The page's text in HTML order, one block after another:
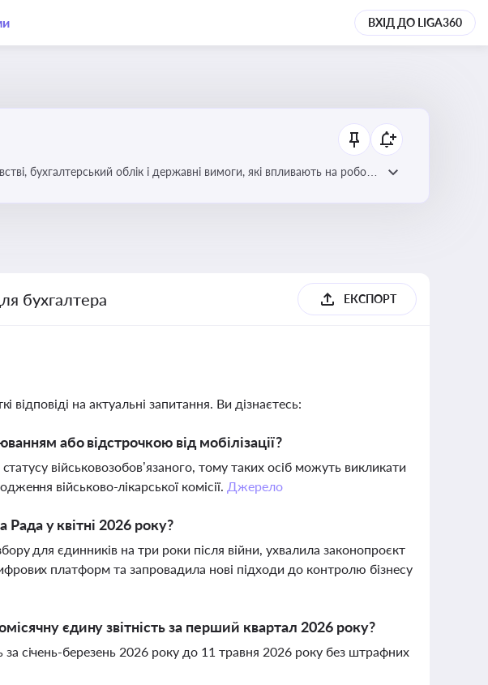
ВХІД ДО LIGA360
бухгалтерський облік і державні вимоги, які впливають на роботу
бухгалтера ЕКСПОРТ
відповіді на актуальні запитання. Ви дізнаєтесь:
або відстрочкою від мобілізації?
військовозобов’язаного, тому таких осіб можуть викликати
військово-лікарської комісії. Джерело
Рада у квітні 2026 року?
для єдинників на три роки після війни, ухвалила законопроєкт
платформ та запровадила нові підходи до контролю бізнесу
єдину звітність за перший квартал 2026 року?
січень-березень 2026 року до 11 травня 2026 року без штрафних